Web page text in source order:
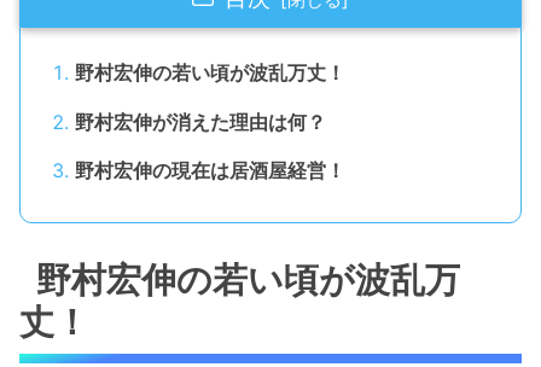
野村宏伸の若い頃が波乱万丈！
野村宏伸が消えた理由は何？
野村宏伸の現在は居酒屋経営！
野村宏伸の若い頃が波乱万
丈！